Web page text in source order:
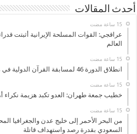
أحدث المقالات
عراقجي: القوات المسلحة الإيرانية أثبتت
العالم
انطلاق الدورة 46 لمسابقة القرآن الدولية في مكة
خطيب جمعة طهران: العدو تكبد هزيمة نكراء
من البحر الأحمر إلى خليج عدن والجغرافيا
السعودي بقدرة رصد واستهداف قاتلة